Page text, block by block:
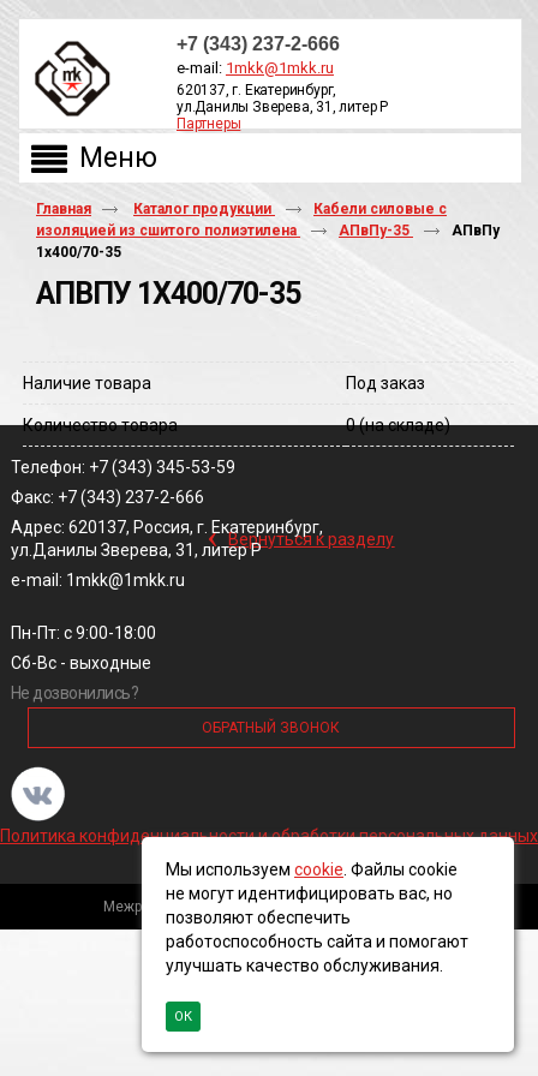
+7 (343) 237-2-666
e-mail: 1mkk@1mkk.ru
620137, г. Екатеринбург,
ул.Данилы Зверева, 31, литер Р
Партнеры
Главная Каталог продукции
Кабели силовые с
изоляцией из сшитого полиэтилена
АПвПу-35
АПвПу
1х400/70-35
АПВПУ 1Х400/70-35
Наличие товара Под заказ
Количество товара 0(на складе)
‹ Вернуться к разделу
Телефон: +7 (343) 345-53-59
Факс: +7 (343) 237-2-666
Адрес: 620137, Россия, г. Екатеринбург,
ул.Данилы Зверева, 31, литер Р
e-mail: 1mkk@1mkk.ru
Пн-Пт: с 9:00-18:00
Сб-Вс - выходные
Не дозвонились?
ОБРАТНЫЙ ЗВОНОК
Политика конфиденциальности и обработки персональных данных
Межрегиональная кабельная компания, 2016 ©
Мы используем cookie . Файлы cookie
не могут идентифицировать вас, но
позволяют обеспечить
работоспособность сайта и помогают
улучшать качество обслуживания.
ОК